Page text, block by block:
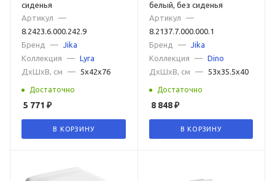
сиденья
Артикул
—
8.2423.6.000.242.9
Бренд
— Jika
Коллекция
— Lyra
ДxШxВ, см
— 5x42x76
Достаточно
5 771 ₽
В КОРЗИНУ
белый, без сиденья
Артикул
—
8.2137.7.000.000.1
Бренд
—
Jika
Коллекция
—
Dino
ДxШxВ, см
— 53x35.5x40
Достаточно
8 848₽
В КОРЗИНУ